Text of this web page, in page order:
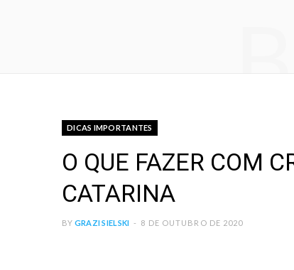
DICAS IMPORTANTES
O QUE FAZER COM
CATARINA
BY GRAZI SIELSKI 8 DE OUTUBRO DE 2020